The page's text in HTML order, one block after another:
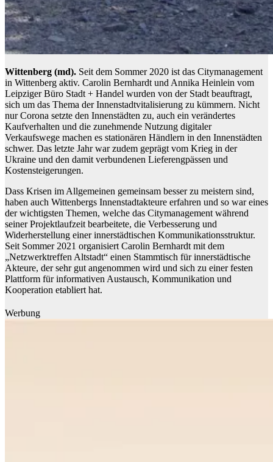
Wittenberg (md). Seit dem Sommer 2020 ist das Citymanagement
in Wittenberg aktiv. Carolin Bernhardt und Annika Heinlein vom
Leipziger Büro Stadt + Handel wurden von der Stadt beauftragt,
sich um das Thema der Innenstadtvitalisierung zu kümmern. Nicht
nur Corona setzte den Innenstädten zu, auch ein verändertes
Kaufverhalten und die zunehmende Nutzung digitaler
Verkaufswege machen es stationären Händlern in den Innenstädten
schwer. Das letzte Jahr war zudem geprägt vom Krieg in der
Ukraine und den damit verbundenen Lieferengpässen und
Kostensteigerungen.
Dass Krisen im Allgemeinen gemeinsam besser zu meistern sind,
haben auch Wittenbergs Innenstadtakteure erfahren und so war eines
der wichtigsten Themen, welche das Citymanagement während
seiner Projektlaufzeit bearbeitete, die Verbesserung und
Widerherstellung einer innerstädtischen Kommunikationsstruktur.
Seit Sommer 2021 organisiert Carolin Bernhardt mit dem
„Netzwerktreffen Altstadt“ einen Stammtisch für innerstädtische
Akteure, der sehr gut angenommen wird und sich zu einer festen
Plattform für informativen Austausch, Kommunikation und
Kooperation etabliert hat.
Werbung